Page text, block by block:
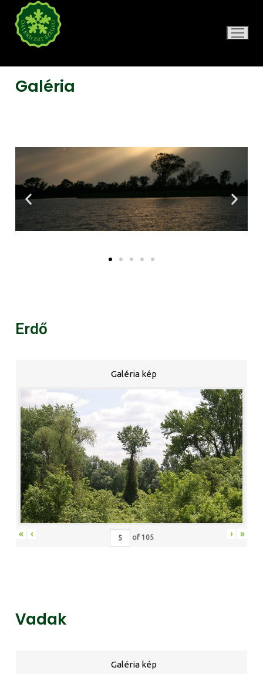
Galéria
Erdő
Galéria kép
« ‹ of 105 › »
Vadak
Galéria kép